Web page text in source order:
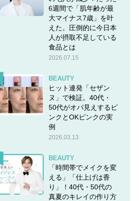
6週間で「肌年齢が最
大マイナス7歳」を叶
えた。圧倒的に今日本
人が摂取不足している
食品とは
2026.07.15
BEAUTY
ヒット連発「セザン
ヌ」で検証。40代・
50代がオバ見えするピ
ンクとOKピンクの実
例
2026.03.13
BEAUTY
「時間帯でメイクを変
える」「仕上げは香
り」！40代・50代の
真夏のキレイの作り方